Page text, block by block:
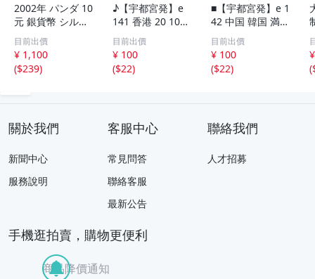
2002年 パンダ 10
元 銀貨幣 シルバ
ー 中国人民銀行
中華人民共和国
プルーフ 古銭 硬
貨 コイン 銀貨 ケ
目前出價
¥ 1,100
($239)
♪【宇都宮発】e
141 香港 20 10セ
ント 硬貨 / シン
ガポール 50 20 1
0セント / オース
トラリア 旧1ドル
目前出價
¥ 100
($22)
■【宇都宮発】e 1
42 中国 韓国 満州
オランダ タイ ド
イツ フランス フ
ィリピン イギリ
ス スイス インド
目前出價
¥ 100
($22)
(
關於我們
新聞中心
服務說明
客服中心
常見問答
聯絡客服
最新公告
聯絡我們
人才招募
手機逛拍賣，購物更便利
商品降價通知